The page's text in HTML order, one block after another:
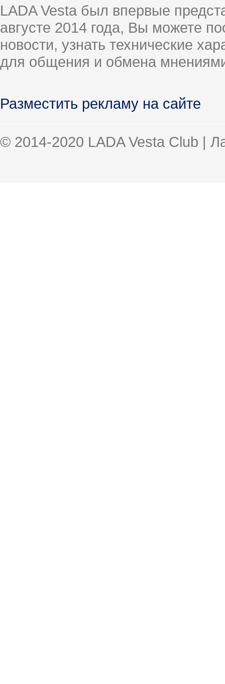
LADA Vesta был впервые
августе 2014 года, Вы можете
новости, узнать технические
для общения и обмена
Разместить рекламу на сайте
© 2014-2020 LADA Vesta Club |